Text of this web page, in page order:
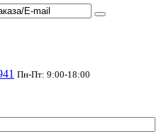
Пн-Пт: 9:00-18:00